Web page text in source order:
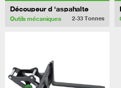
Découpeur d ‘aspahalte
Outils mécaniques 2-33 Tonnes